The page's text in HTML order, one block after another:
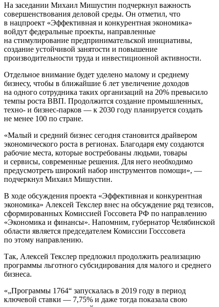
На заседании Михаил Мишустин подчеркнул важность
совершенствования деловой среды. Он отметил, что
в нацпроект «Эффективная и конкурентная экономика»
войдут федеральные проекты, направленные
на стимулирование предпринимательской инициативы,
создание устойчивой занятости и повышение
производительности труда и инвестиционной активности.
Отдельное внимание будет уделено малому и среднему
бизнесу, чтобы в ближайшие 6 лет увеличение доходов
на одного сотрудника таких организаций на 20% превысило
темпы роста ВВП. Продолжится создание промышленных,
техно- и бизнес-парков — к 2030 году планируется создать
не менее 100 по стране.
«Малый и средний бизнес сегодня становится драйвером
экономического роста в регионах. Благодаря ему создаются
рабочие места, которые востребованы людьми, товары
и сервисы, современные решения. Для него необходимо
предусмотреть широкий набор инструментов помощи», —
подчеркнул Михаил Мишустин.
В ходе обсуждения проекта «Эффективная и конкурентная
экономика» Алексей Текслер внес на обсуждение ряд тезисов,
сформированных Комиссией Госсовета РФ по направлению
«Экономика и финансы». Напомним, губернатор Челябинской
области является председателем Комиссии Госссовета
по этому направлению.
Так, Алексей Текслер предложил продолжить реализацию
программы льготного субсидирования для малого и среднего
бизнеса.
«„Программы 1764“ запускалась в 2019 году в период
ключевой ставки — 7,75% и даже тогда показала свою